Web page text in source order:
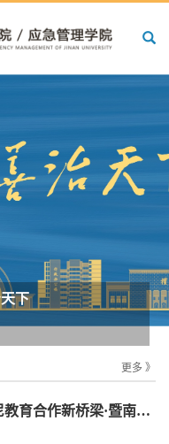
下
更多 》
搭建中印尼教育合作新桥梁·暨南大学与印度尼西亚大学举行座谈交流